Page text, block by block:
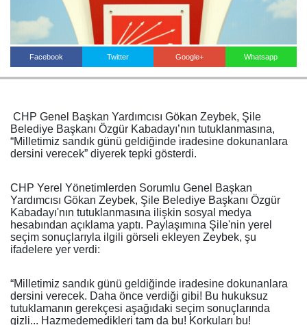
Facebook Twitter Google+ Whatsapp
CHP Genel Başkan Yardımcısı Gökan Zeybek, Şile
Belediye Başkanı Özgür Kabadayı’nın tutuklanmasına,
“Milletimiz sandık günü geldiğinde iradesine dokunanlara
dersini verecek” diyerek tepki gösterdi.
CHP Yerel Yönetimlerden Sorumlu Genel Başkan
Yardımcısı Gökan Zeybek, Şile Belediye Başkanı Özgür
Kabadayı'nın tutuklanmasına ilişkin sosyal medya
hesabından açıklama yaptı. Paylaşımına Şile'nin yerel
seçim sonuçlarıyla ilgili görseli ekleyen Zeybek, şu
ifadelere yer verdi:
“Milletimiz sandık günü geldiğinde iradesine dokunanlara
dersini verecek. Daha önce verdiği gibi! Bu hukuksuz
tutuklamanın gerekçesi aşağıdaki seçim sonuçlarında
gizli... Hazmedemedikleri tam da bu! Korkuları bu!
Haberin Doğru Adresi.